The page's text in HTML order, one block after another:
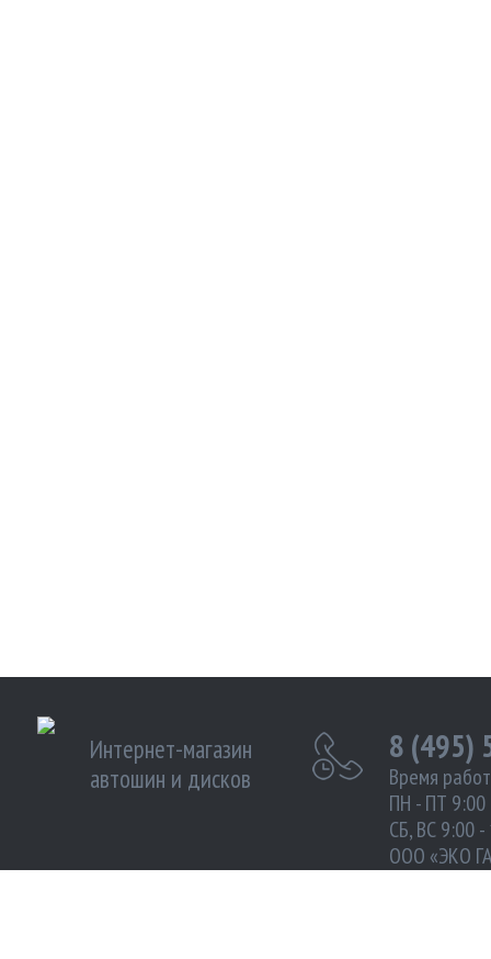
Интернет-магазин
автошин и дисков
8 (495)
Время
ПН - ПТ 9:00
СБ, ВС 9:00
ООО «ЭКО